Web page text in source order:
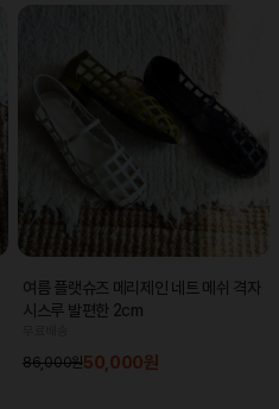
여름 플랫슈즈 메리제인 네트 메쉬 격자
시스루 발편한 2cm
86,000원50,000원